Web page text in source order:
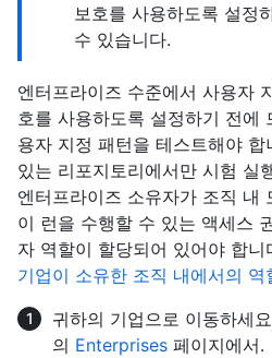
보호를 사용하도록 설정
수 있습니다.
엔터프라이즈 수준에서 사용자
호를 사용하도록 설정하기 전에
용자 지정 패턴을 테스트해야
있는 리포지토리에서만 시험 실
엔터프라이즈 소유자가 조직 내
이 런을 수행할 수 있는 액세스
자 역할이 할당되어 있어야 합니
기업이 소유한 조직 내에서의 역
귀하의 기업으로 이동하세
의 Enterprises 페이지에서.